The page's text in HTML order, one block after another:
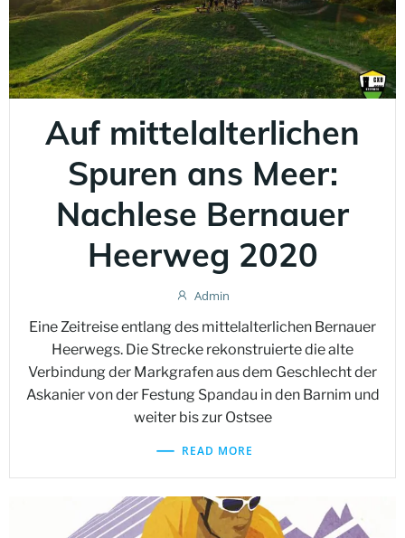
Auf mittelalterlichen
Spuren ans Meer:
Nachlese Bernauer
Heerweg 2020
Admin
Eine Zeitreise entlang des mittelalterlichen Bernauer
Heerwegs. Die Strecke rekonstruierte die alte
Verbindung der Markgrafen aus dem Geschlecht der
Askanier von der Festung Spandau in den Barnim und
weiter bis zur Ostsee
READ MORE